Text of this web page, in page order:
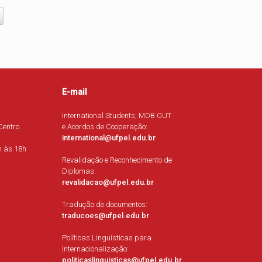
às 18h
E-mail
International Students, MOB OUT
e Acordos de Cooperação:
international@ufpel.edu.br
Revalidação e Reconhecimento de
Diplomas:
revalidacao@ufpel.edu.br
Tradução de documentos:
traducoes@ufpel.edu.br
Políticas Linguísticas para
Internacionalização:
politicaslinguisticas@ufpel.edu.br